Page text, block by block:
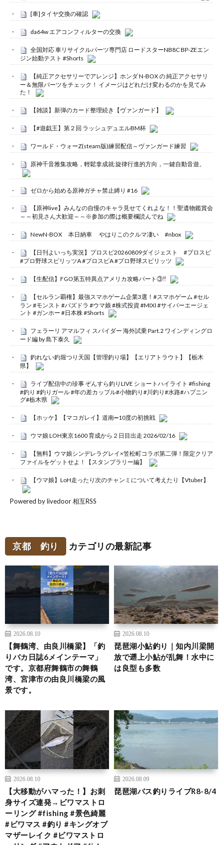
[車]タイヤ交換の確認
da64w エアコンフィルターの交換
全国対応 車リサイクルパーツ専門店 ロードスターNB8C BP-ZEエン
ジン始動テスト #Shorts
【純正アクセサリーでアレンジ】ホンダ N-BOX の 純正アクセサリ
ー＆無限パーツをチェック！ イメージはどれだけ変わるのかを見てみ
た！
【雑談】新弾のカード整理続き【ヴァンガード】
【#遊戯王】第２回 ラッシュデュエルBM杯
ワールド・ウォーZ(steam版)練習配信～ヴァンガード練習
原神千音雅集攻略，輕鬆拿成就:旋律行進的方向，一鍵自動音遊。
ゼロから始める原神ガチャ禁止縛り #16
【原神live】みんなの自慢のキャラ見せてくれよな！！聖遺物鑑賞会
～～初見さん大歓迎～～※参加の際は概要欄読んでね
NewN-BOX 本日納車 やはりこのクルマ凄い #nbox
【日刊よいっち実況】プロスピ20260809ダイジェスト #プロスピ
#プロ野球スピリッツA #プロスピA #プロ野球スピリッツ
【生配信】FGO第五特異点アメリカ攻略パート③‼️
【セルラン覇権】最強スマホゲーム企業3選！#スマホゲーム #セル
ラン #モンスト #パズドラ #ウマ娘 #株式投資 #MIXI #サイバーエージェ
ント #ガンホー #日本株 #Shorts
フェラーリ アマルフィ スパイダー 海外試乗 Part.2 ワインディングロ
ード編 by 島下泰久
釣れない釣堀つり天国【管理釣り場】【エリアトラウト】【栃木
県】
ライブ配信中の珍事 ぞんすら釣りLIVE ショートハイライト #fishing
#釣り #釣りガール #年の差カップル#小物釣り#川釣り#水路#ハプニン
グ#栃木県
【ホッケ】【マコガレイ】道南➖10度の初挑戦
ウマ娘 LOH東京1600 育成から２日目出走 2026/02/16
【無料】ウマ娘シンデレラグレイ×笠松町コラボ第二弾！限定クリア
ファイルをゲットせよ！【スタンプラリー編】
【ウマ娘】LoH走ったり次のチャンミについて考えたり【Vtuber】
Powered by livedoor 相互RSS
京都 釣り カテゴリの最新記事
2026.08.10
【舞鶴湾、由良川橋梁】「釣
りバカ日誌6メインテーマ」
です。京都府舞鶴市の舞鶴
湾、宮津市の由良川橋梁の風
景です。
2026.08.10
琵琶湖小鮎釣り｜知内川梁開
放で遡上小鮎が乱舞！水中に
は良型も多数
2026.08.10
【大移動がハマった！】お刺
身サイズ連発→ビワマストロ
ーリング #fishing #景色綺麗
#ビワマス #釣り #キングオブ
マザーレイク #ビワマストロ
2026.08.09
琵琶湖バス釣りライブR8-8/4